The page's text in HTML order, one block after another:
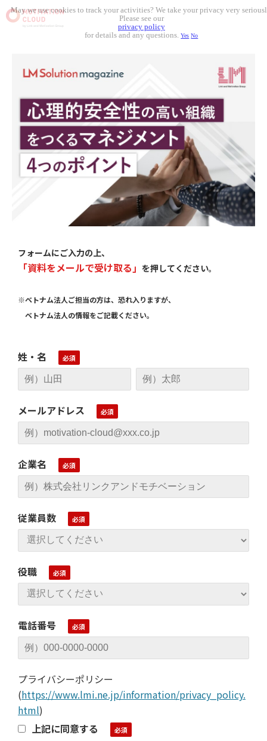
フォームにご入力の上、
「資料をメールで受け取る」 を押してください。
※ベトナム法人ご担当の方は、恐れ入りますが、
ベトナム法人の情報をご記載ください。
姓・名
メールアドレス
企業名
従業員数
役職
電話番号
プライバシーポリシー
(https://www.lmi.ne.jp/information/privacy_policy.
html)
上記に同意する
May we use cookies to track your activities? We take your privacy very
Please see our
privacy policy
for details and any questions.Yes No